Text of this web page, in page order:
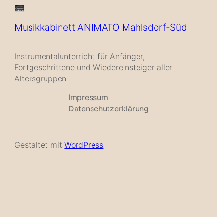
Musikkabinett ANIMATO Mahlsdorf-Süd
Instrumentalunterricht für Anfänger,
Fortgeschrittene und Wiedereinsteiger aller
Altersgruppen
Impressum
Datenschutzerklärung
Gestaltet mitWordPress